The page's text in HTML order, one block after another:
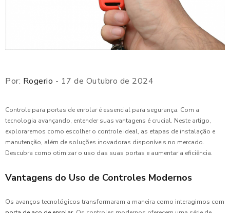
Por: Rogerio - 17 de Outubro de 2024
Controle para portas de enrolar é essencial para segurança. Com a
tecnologia avançando, entender suas vantagens é crucial. Neste artigo,
exploraremos como escolher o controle ideal, as etapas de instalação e
manutenção, além de soluções inovadoras disponíveis no mercado.
Descubra como otimizar o uso das suas portas e aumentar a eficiência.
Vantagens do Uso de Controles Modernos
Os avanços tecnológicos transformaram a maneira como interagimos com